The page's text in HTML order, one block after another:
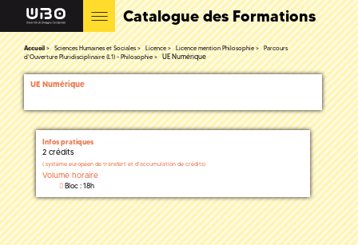
Catalogue des Formations
Accueil Sciences Humaines et Sociales Licence Licence mention Philosophie
Parcours
d'Ouverture Pluridisciplinaire (L1) - Philosophie
UE Numérique
UE Numérique
Infos pratiques
2 crédits
( système européen de transfert et d'accumulation de crédits)
Volume horaire
Bloc : 18h